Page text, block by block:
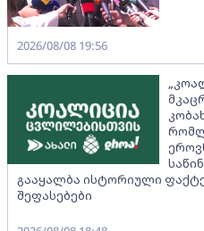
2026/08/08 19:56
გააყალბა ისტორიული
შეფასებები